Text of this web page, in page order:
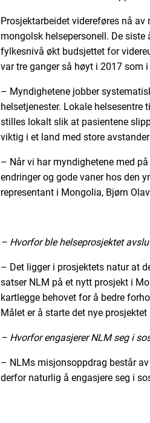
Prosjektarbeidet videreføres nå
mongolsk helsepersonell. De siste
fylkesnivå økt budsjettet for
var tre ganger så høyt i 2017 som
– Myndighetene jobber
helsetjenester. Lokale helsesentre
stilles lokalt slik at pasientene
viktig i et land med store
– Når vi har myndighetene med
endringer og gode vaner hos den
representant i Mongolia, Bjørn
– Hvorfor ble helseprosjektet
– Det ligger i prosjektets natur at
satser NLM på et nytt prosjekt i
kartlegge behovet for å bedre
Målet er å starte det nye prosjektet
– Hvorfor engasjerer NLM seg i
– NLMs misjonsoppdrag består
derfor naturlig å engasjere seg i